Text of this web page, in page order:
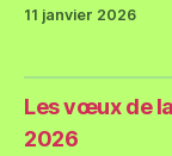
11 janvier 2026
Les vœux de
2026